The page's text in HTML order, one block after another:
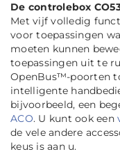
De controlebox
Met vijf volledig
voor toepassingen
moeten kunnen
toepassingen uit te
OpenBus™-poorten
intelligente
bijvoorbeeld, een
ACO. U kunt ook een
de vele andere
keus is aan u.